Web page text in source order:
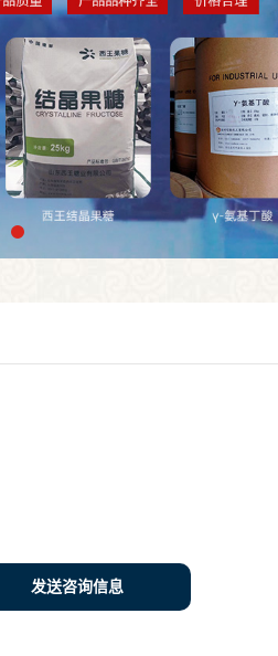
发送咨询信息